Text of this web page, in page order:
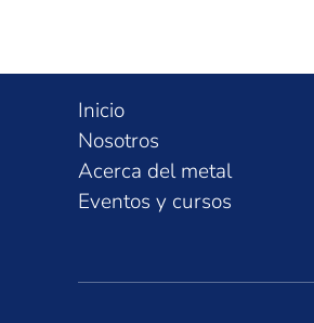
Inicio
Nosotros
Acerca del metal
Eventos y cursos